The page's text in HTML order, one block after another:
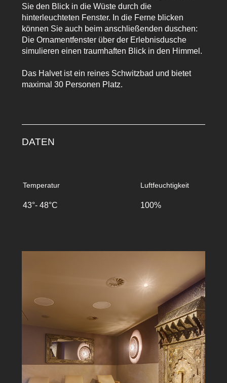
Sie den Blick in die Wüste durch die
hinterleuchteten Fenster. In die Ferne blicken
können Sie auch beim anschließenden duschen:
Die Ornamentfenster über der Erlebnisdusche
simulieren einen traumhaften Blick in den Himmel.
Das Halvet ist ein reines Schwitzbad und bietet
maximal 30 Personen Platz.
DATEN
Temperatur Luftfeuchtigkeit
43°- 48°C 100%